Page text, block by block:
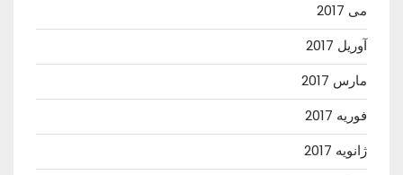
می 2017
آوریل 2017
مارس 2017
فوریه 2017
ژانویه 2017